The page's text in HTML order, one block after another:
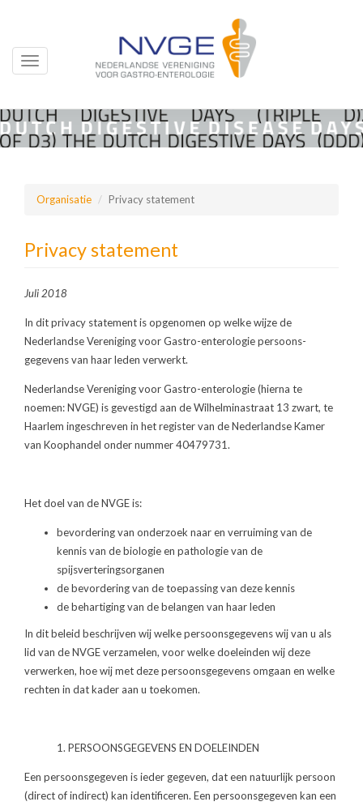
Overslaan
en
Toggle
Organisatie Privacy statement
Privacy statement
Juli 2018
In dit privacy statement is opgenomen op welke wijze de
Nederlandse Vereniging voor Gastro-enterologie persoons­
gegevens van haar leden verwerkt.
Nederlandse Vereniging voor Gastro-enterologie (hierna te
noemen: NVGE) is gevestigd aan de Wilhelminastraat 13 zwart, te
Haarlem ingeschreven in het register van de Nederlandse Kamer
van Koophandel onder nummer 40479731.
Het doel van de NVGE is:
bevordering van onderzoek naar en verruiming van de
kennis van de biologie en pathologie van de
spijsverteringsorganen
de bevordering van de toepassing van deze kennis
de behartiging van de belangen van haar leden
In dit beleid beschrijven wij welke persoonsgegevens wij van u als
lid van de NVGE verzamelen, voor welke doeleinden wij deze
verwerken, hoe wij met deze persoonsgegevens omgaan en welke
rechten in dat kader aan u toekomen.
1. PERSOONSGEGEVENS EN DOELEINDEN
Een persoonsgegeven is ieder gegeven, dat een natuurlijk persoon
(direct of indirect) kan identificeren. Een persoonsgegeven kan een